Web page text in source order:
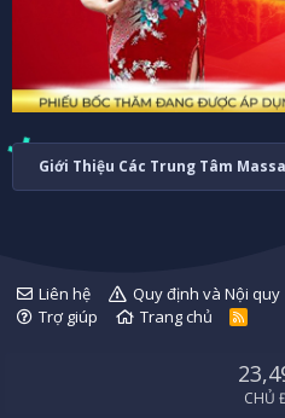
Giới Thiệu Các Trung Tâm
Liên hệ Quy định và Nội quy
Trợ giúp
Trang chủ
R
CHỦ